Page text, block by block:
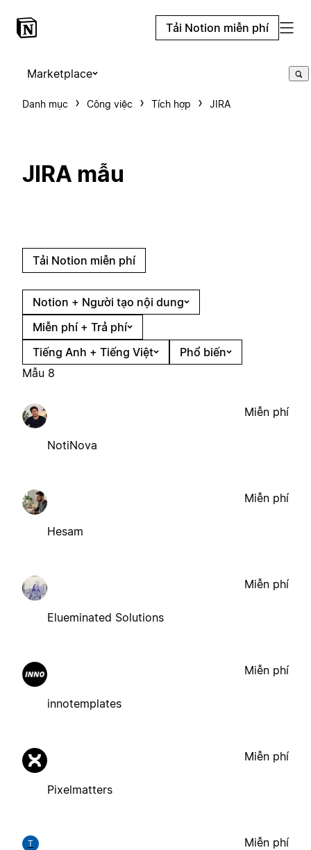
Tải Notion miễn phí
Marketplace
Danh mục Công việc Tích hợp JIRA
JIRA mẫu
Tải Notion miễn phí
Notion + Người tạo nội dung
Miễn phí + Trả phí
Tiếng Anh + Tiếng Việt
Phổ biến
Mẫu 8
NotiNova
Miễn phí
Hesam
Miễn phí
Elueminated Solutions
Miễn phí
innotemplates
Miễn phí
Pixelmatters
Miễn phí
T Miễn phí